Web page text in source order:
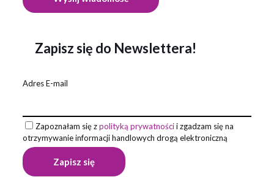
Zapisz się do Newslettera!
Adres E-mail
Zapoznałam się zpolityką prywatnościi zgadzam się na
otrzymywanie informacji handlowych drogą elektroniczną